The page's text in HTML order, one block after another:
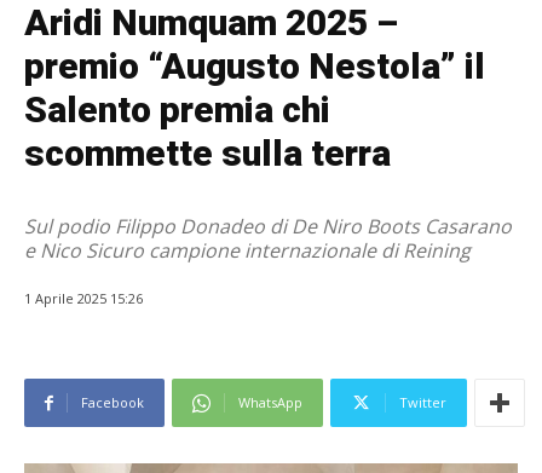
Aridi Numquam 2025 –
premio “Augusto Nestola” il
Salento premia chi
scommette sulla terra
Sul podio Filippo Donadeo di De Niro Boots Casarano
e Nico Sicuro campione internazionale di Reining
1 Aprile 2025 15:26
Facebook WhatsApp Twitter